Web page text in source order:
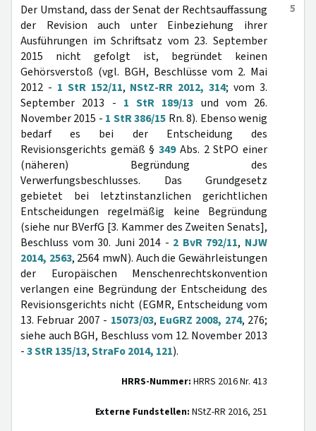
5
Der Umstand, dass der Senat der Rechtsauffassung
der Revision auch unter Einbeziehung ihrer
Ausführungen im Schriftsatz vom 23. September
2015 nicht gefolgt ist, begründet keinen
Gehörsverstoß (vgl. BGH, Beschlüsse vom 2. Mai
2012 - 1 StR 152/11, NStZ-RR 2012, 314; vom 3.
September 2013 - 1 StR 189/13 und vom 26.
November 2015 - 1 StR 386/15 Rn. 8). Ebenso wenig
bedarf es bei der Entscheidung des
Revisionsgerichts gemäß §349Abs. 2 StPO einer
(näheren) Begründung des
Verwerfungsbeschlusses. Das Grundgesetz
gebietet bei letztinstanzlichen gerichtlichen
Entscheidungen regelmäßig keine Begründung
(siehe nur BVerfG [3. Kammer des Zweiten Senats],
Beschluss vom 30. Juni 2014 - 2 BvR 792/11, NJW
2014, 2563, 2564 mwN). Auch die Gewährleistungen
der Europäischen Menschenrechtskonvention
verlangen eine Begründung der Entscheidung des
Revisionsgerichts nicht (EGMR, Entscheidung vom
13. Februar 2007 - 15073/03, EuGRZ 2008, 274, 276;
siehe auch BGH, Beschluss vom 12. November 2013
-3 StR 135/13,StraFo 2014, 121).
HRRS-Nummer: HRRS 2016 Nr. 413
Externe Fundstellen: NStZ-RR 2016, 251